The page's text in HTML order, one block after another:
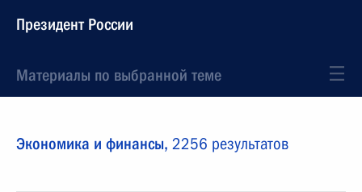
Президент России
Материалы по выбранной теме
Экономика и финансы, 2256 результатов